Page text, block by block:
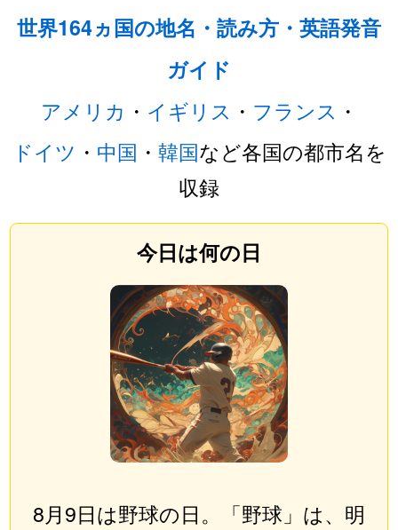
世界164ヵ国の地名・読み方・英語発音
ガイド
アメリカ ・ イギリス ・ フランス ・
ドイツ ・ 中国 ・ 韓国など各国の都市名を
収録
今日は何の日
8月9日は野球の日。「野球」は、明